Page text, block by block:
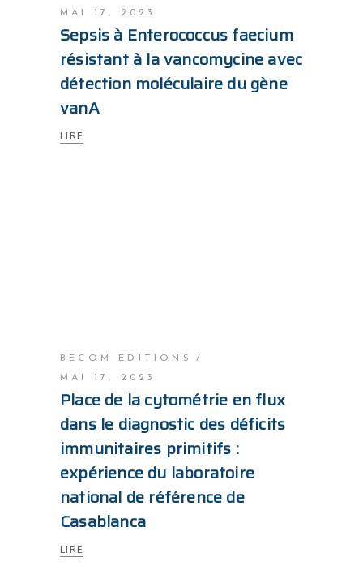
MAI 17, 2023
Sepsis à Enterococcus faecium
résistant à la vancomycine avec
détection moléculaire du gène
vanA
LIRE
BECOM EDITIONS
MAI 17, 2023
Place de la cytométrie en flux
dans le diagnostic des déficits
immunitaires primitifs :
expérience du laboratoire
national de référence de
Casablanca
LIRE